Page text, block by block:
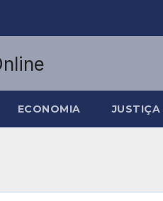
ECONOMIA JUSTIÇA